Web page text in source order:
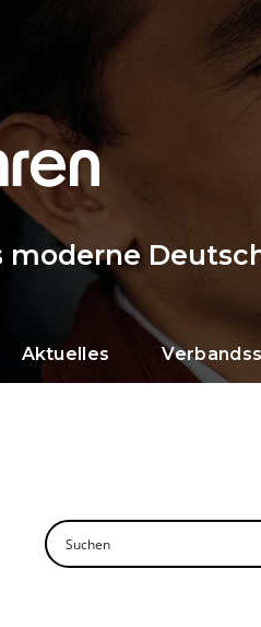
moderne
Aktuelles